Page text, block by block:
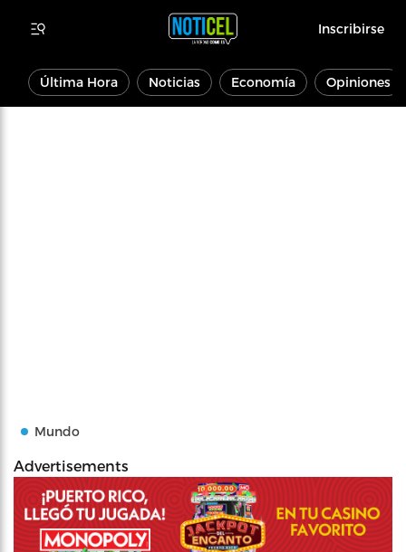
Inscribirse
Última Hora Noticias Economía Opiniones
Mundo
Advertisements